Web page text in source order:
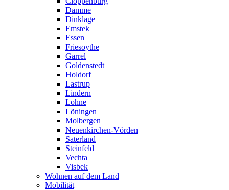
Damme
Dinklage
Emstek
Essen
Friesoythe
Garrel
Goldenstedt
Holdorf
Lastrup
Lindern
Lohne
Löningen
Molbergen
Neuenkirchen-Vörden
Saterland
Steinfeld
Vechta
Visbek
Wohnen auf dem Land
Mobilität